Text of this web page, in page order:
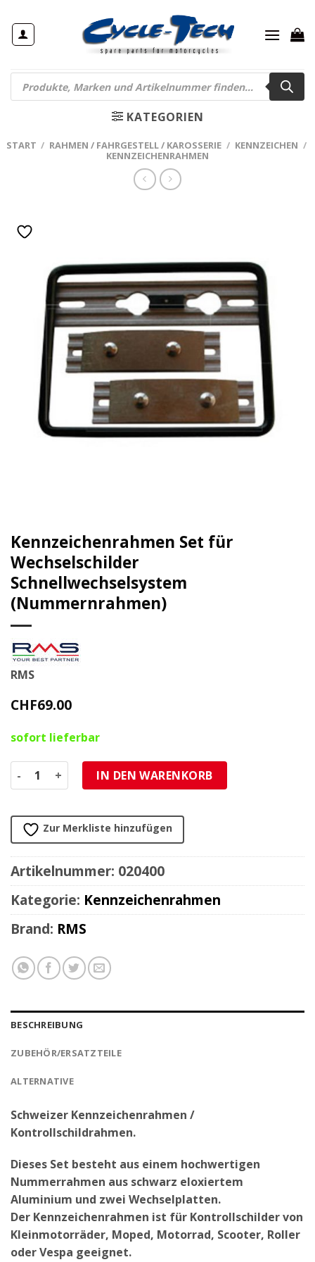
Inhalt
springen
Products
search
KATEGORIEN
START / RAHMEN / FAHRGESTELL / KAROSSERIE / KENNZEICHEN /
KENNZEICHENRAHMEN
Kennzeichenrahmen Set für
Wechselschilder
Schnellwechselsystem
(Nummernrahmen)
RMS
CHF69.00
sofort lieferbar
Kennzeichenrahmen Set für Wechselschilder
IN DEN WARENKORB
Zur Merkliste hinzufügen
Artikelnummer: 020400
Kategorie: Kennzeichenrahmen
Brand: RMS
BESCHREIBUNG
ZUBEHÖR/ERSATZTEILE
ALTERNATIVE
Schweizer Kennzeichenrahmen /
Kontrollschildrahmen.
Dieses Set besteht aus einem hochwertigen
Nummerrahmen aus schwarz eloxiertem
Aluminium und zwei Wechselplatten.
Der Kennzeichenrahmen ist für Kontrollschilder von
Kleinmotorräder, Moped, Motorrad, Scooter, Roller
oder Vespa geeignet.